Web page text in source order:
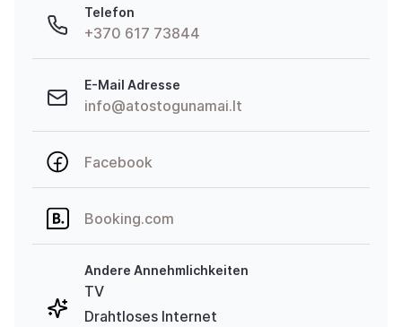
Telefon
+370 617 73844
E-Mail Adresse
info@atostogunamai.lt
Facebook
Booking.com
Andere Annehmlichkeiten
TV
Drahtloses Internet